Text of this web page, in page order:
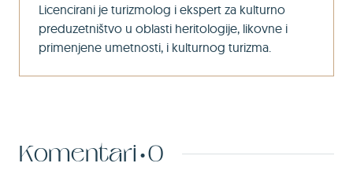
Licencirani je turizmolog i ekspert za kulturno
preduzetništvo u oblasti heritologije, likovne i
primenjene umetnosti, i kulturnog turizma.
Komentari 0